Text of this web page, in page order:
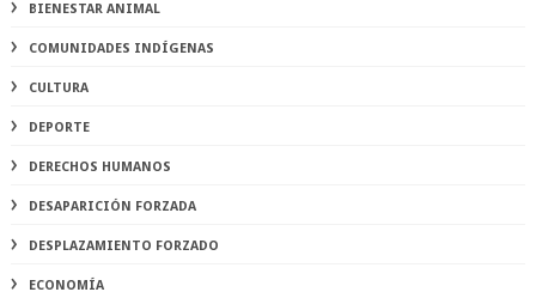
BIENESTAR ANIMAL
COMUNIDADES INDÍGENAS
CULTURA
DEPORTE
DERECHOS HUMANOS
DESAPARICIÓN FORZADA
DESPLAZAMIENTO FORZADO
ECONOMÍA